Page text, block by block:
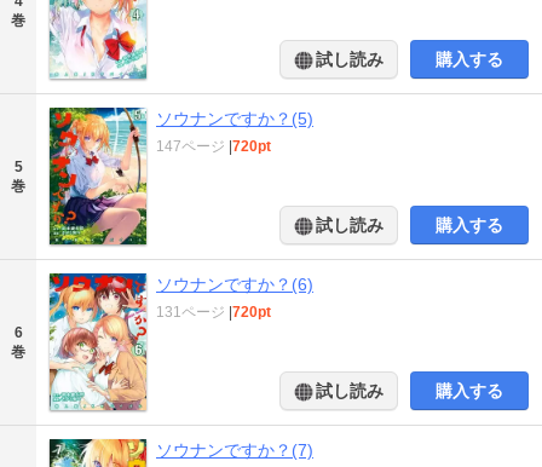
巻
試し読み 購入する
5
巻
ソウナンですか？(5)
147ページ |720pt
試し読み 購入する
6
巻
ソウナンですか？(6)
131ページ |720pt
試し読み 購入する
ソウナンですか？(7)